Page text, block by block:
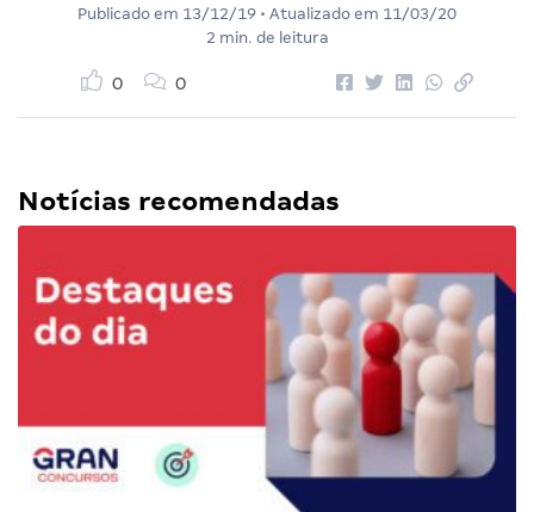
Publicado em 13/12/19 • Atualizado em 11/03/20
2 min. de leitura
0 0
Notícias recomendadas